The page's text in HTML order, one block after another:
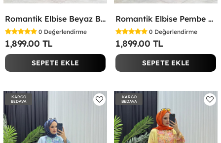
Romantik Elbise Beyaz Beyaz
0 Değerlendirme
1,899.00 TL
SEPETE EKLE
Romantik Elbise Pembe Pembe
0 Değerlendirme
1,899.00 TL
SEPETE EKLE
KARGO
BEDAVA
KARGO
BEDAVA